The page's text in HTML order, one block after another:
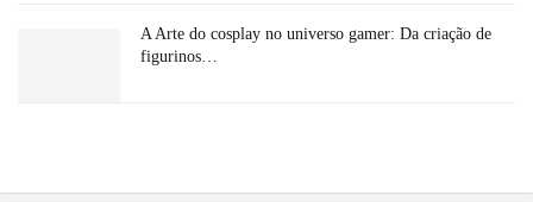
A Arte do cosplay no universo gamer: Da criação de
figurinos…